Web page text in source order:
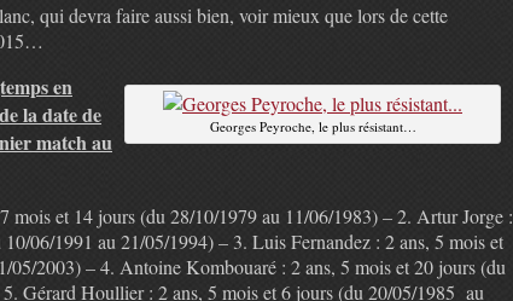
qui devra faire aussi bien, voir mieux que lors de cette
Georges Peyroche, le plus résistant…
en
la date de
match au
mois et 14 jours (du 28/10/1979 au 11/06/1983) – 2. Artur Jorge :
06/1991 au 21/05/1994) – 3. Luis Fernandez : 2 ans, 5 mois et
05/2003) – 4. Antoine Kombouaré : 2 ans, 5 mois et 20 jours (du
Gérard Houllier : 2 ans, 5 mois et 6 jours (du 20/05/1985 au